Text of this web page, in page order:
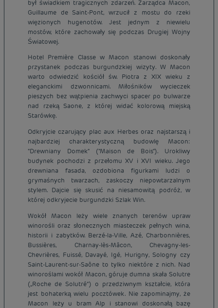
był świadkiem tragicznych zdarzeń. Zarządca Macon,
Guillaume de Saint-Pont, wrzucił z mostu do rzeki
więzionych hugenotów. Jest jednym z niewielu
mostów, które zachowały się podczas Drugiej Wojny
Światowej.
Hotel Première Classe w Macon stanowi doskonały
przystanek podczas burgundzkiej wizyty. W Macon
warto odwiedzić kościół św. Piotra z XIX wieku z
eleganckimi dzwonnicami. Miłośników wycieczek
pieszych bez wątpienia zachwyci spacer po bulwarze
nad rzeką Saone, z której widać kolorową miejską
Starówkę.
Odkryjcie czarujący plac aux Herbes oraz najstarszą i
najbardziej charakterystyczną budowlę Macon:
"Drewniany Domek" ("Maison de Bois"). Urokliwy
budynek pochodzi z przełomu XV i XVI wieku. Jego
drewniana fasada, ozdobiona figurkami ludzi o
grymaśnych twarzach, zaskoczy niepowtarzalnym
stylem. Dajcie się skusić na niesamowitą podróż, w
której odkryjecie burgundzki Szlak Win.
Wokół Macon leży wiele znanych terenów upraw
winorośli oraz słonecznych miasteczek pełnych wina,
historii i zabytków. Berzé-la-Ville, Azé, Charbonnières,
Bussières, Charnay-lès-Mâcon, Chevagny-les-
Chevrières, Fuissé, Davayé, Igé, Hurigny, Sologny czy
Saint-Laurent-sur-Saône to tylko niektóre z nich. Nad
winoroślami wokół Macon, góruje dumna skała Solutre
(„Roche de Solutré”) o przedziwnym kształcie, która
jest bohaterką wielu pocztówek. Nie zapominajmy, że
Macon leży u bram Alp i stanowi doskonałą bazę